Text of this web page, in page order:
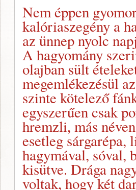
Nem éppen
kalóriaszegény a
az ünnep nyolc
A hagyomány
olajban sült
megemlékezésül
szinte kötelező
egyszerűen csak
hremzli, más
esetleg
hagymával, sóval,
kisütve. Drága
voltak, hogy két